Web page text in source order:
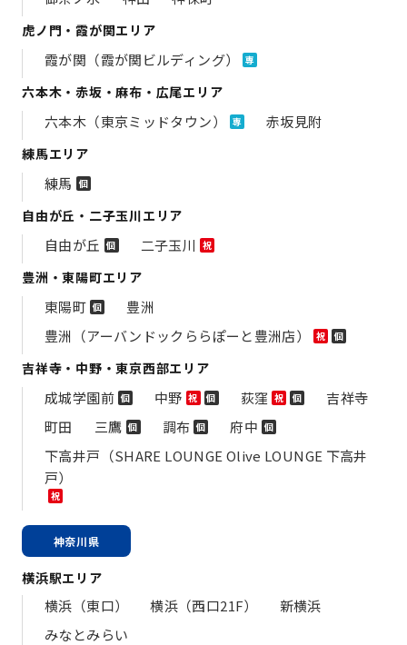
虎ノ門・霞が関エリア
霞が関（霞が関ビルディング） 専
六本木・赤坂・麻布・広尾エリア
六本木（東京ミッドタウン） 専 赤坂見附
練馬エリア
練馬 個
自由が丘・二子玉川エリア
自由が丘 個 二子玉川 祝
豊洲・東陽町エリア
東陽町 個
豊洲
豊洲（アーバンドックららぽーと豊洲店）
祝 個
吉祥寺・中野・東京西部エリア
成城学園前 個 中野 祝 個 荻窪 祝 個
吉祥寺
町田
三鷹 個 調布 個 府中 個
下高井戸（SHARE LOUNGE Olive LOUNGE 下高井
戸）
祝
神奈川県
横浜駅エリア
横浜（東口） 横浜（西口21F）
新横浜
みなとみらい